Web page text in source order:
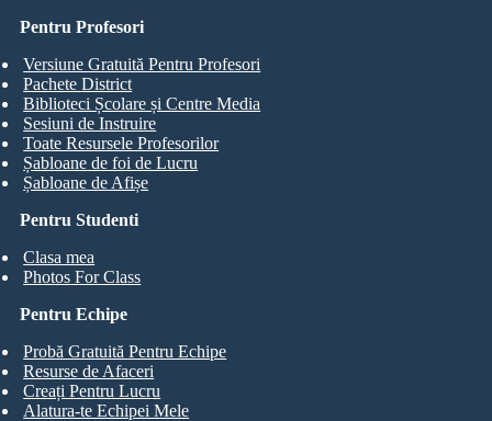
Pentru Studenti
Clasa mea
Photos For Class
Pentru Profesori
Versiune Gratuită Pentru Profesori
Pachete District
Biblioteci Școlare și Centre Media
Sesiuni de Instruire
Toate Resursele Profesorilor
Șabloane de foi de Lucru
Șabloane de Afișe
Pentru Echipe
Probă Gratuită Pentru Echipe
Resurse de Afaceri
Creați Pentru Lucru
Alatura-te Echipei Mele